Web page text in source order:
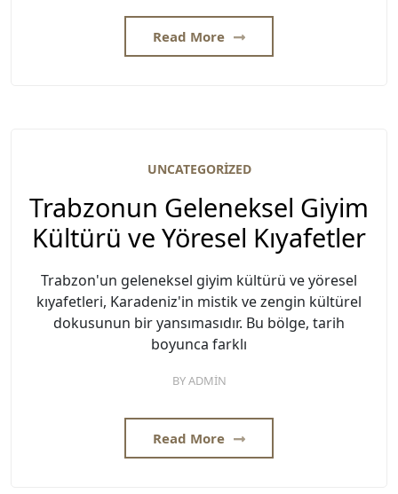
Read More
UNCATEGORIZED
Trabzonun Geleneksel Giyim
Kültürü ve Yöresel Kıyafetler
Trabzon'un geleneksel giyim kültürü ve yöresel
kıyafetleri, Karadeniz'in mistik ve zengin kültürel
dokusunun bir yansımasıdır. Bu bölge, tarih
boyunca farklı
BYADMIN
Read More